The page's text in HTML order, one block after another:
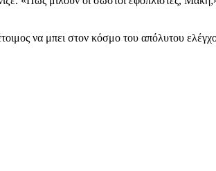
να μπει στον κόσμο του απόλυτου